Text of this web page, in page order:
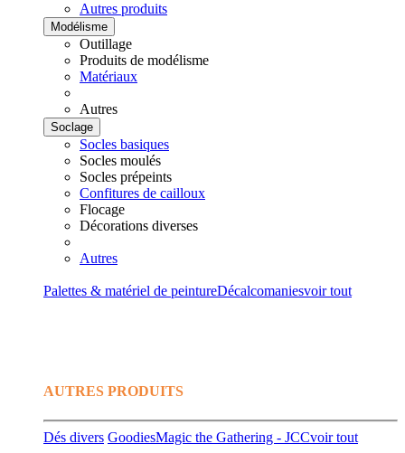
Autres produits
Modélisme
Outillage
Produits de modélisme
Matériaux
Autres
Soclage
Socles basiques
Socles moulés
Socles prépeints
Confitures de cailloux
Flocage
Décorations diverses
Autres
Palettes & matériel de peintureDécalcomaniesvoir tout
AUTRES PRODUITS
Dés divers GoodiesMagic the Gathering - JCCvoir tout